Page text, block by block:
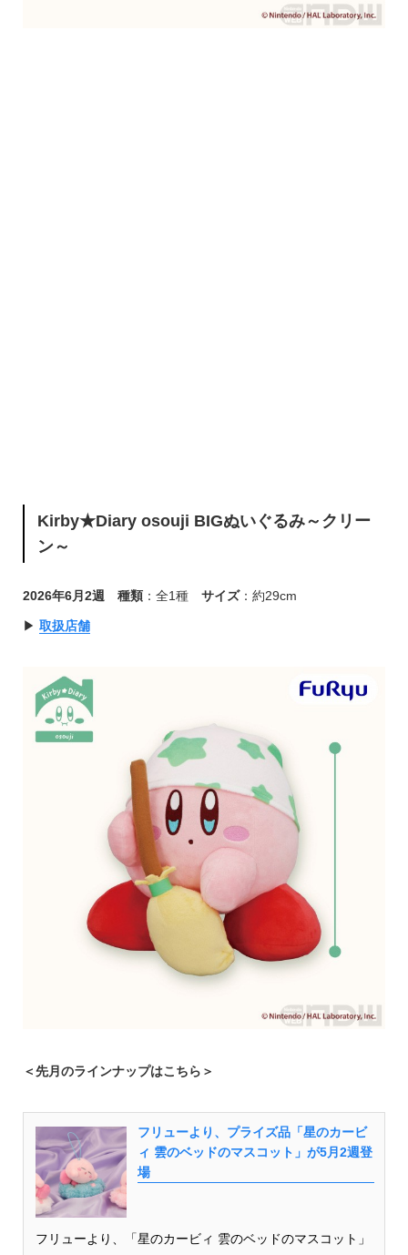
Kirby★Diary osouji BIGぬいぐるみ～クリー
ン～
2026年6月2週 種類：全1種 サイズ：約29cm
▶︎ 取扱店舗
＜先月のラインナップはこちら＞
フリューより、プライズ品「星のカービ
ィ 雲のベッドのマスコット」が5月2週登
場
フリューより、「星のカービィ 雲のベッドのマスコット」